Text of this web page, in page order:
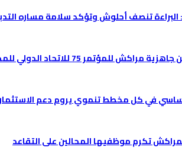
تنصف أحلوش وتؤكد سلامة مساره
للمؤتمر 75 للاتحاد الدولي للمحامين
في كل مخطط تنموي يروم دعم
تكرم موظفيها المحالين على التقاعد